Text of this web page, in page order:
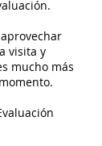
visita y
mucho más